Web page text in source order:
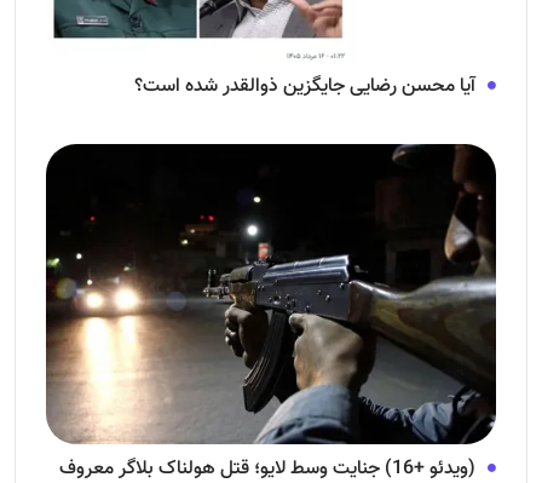
آیا محسن رضایی جایگزین ذوالقدر شده است؟
(ویدئو +16) جنایت وسط لایو؛ قتل هولناک بلاگر معروف